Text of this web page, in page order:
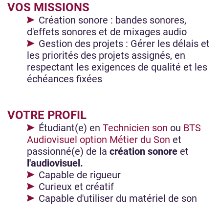
VOS MISSIONS
Création sonore : bandes sonores,
d'effets sonores et de mixages audio
Gestion des projets : Gérer les délais et
les priorités des projets assignés, en
respectant les exigences de qualité et les
échéances fixées
VOTRE PROFIL
Étudiant(e) en Technicien son ou BTS
Audiovisuel option Métier du Son et
passionné(e) de la création sonore et
l'audiovisuel.
Capable de rigueur
Curieux et créatif
Capable d'utiliser du matériel de son